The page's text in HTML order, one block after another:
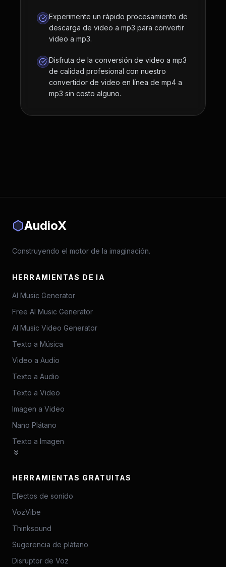
Experimente un rápido procesamiento de
descarga de video a mp3 para convertir
video a mp3.
Disfruta de la conversión de video a mp3
de calidad profesional con nuestro
convertidor de video en línea de mp4 a
mp3 sin costo alguno.
AudioX
Construyendo el motor de la imaginación.
HERRAMIENTAS DE IA
AI Music Generator
Free AI Music Generator
AI Music Video Generator
Texto a Música
Video a Audio
Texto a Audio
Texto a Video
Imagen a Video
Nano Plátano
Texto a Imagen
HERRAMIENTAS GRATUITAS
Efectos de sonido
VozVibe
Thinksound
Sugerencia de plátano
Disruptor de Voz